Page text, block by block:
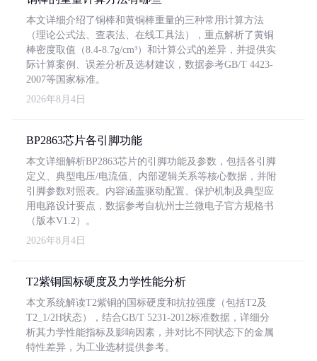
本文详细介绍了铜棒和黄铜棒重量的三种常用计算方法
（理论公式法、查表法、在线工具法），重点解析了黄铜
棒密度取值（8.4-8.7g/cm³）和计算公式的差异，并提供实
际计算案例、误差分析及选材建议，数据参考GB/T 4423-
2007等国家标准。
2026年8月4日
BP2863芯片各引脚功能
本文详细解析BP2863芯片的引脚功能及参数，包括各引脚
定义、典型电压/电流值、内部逻辑关系等核心数据，并附
引脚参数对照表。内容涵盖驱动配置、保护机制及典型应
用电路设计要点，数据参考自杭州士兰微电子官方规格书
（版本V1.2）。
2026年8月4日
T2紫铜国标硬度及力学性能分析
本文系统解读T2紫铜的国标硬度和抗拉强度（包括T2及
T2_1/2H状态），结合GB/T 5231-2012标准数据，详细分
析其力学性能指标及影响因素，并对比不同状态下的金属
特性差异，为工业选材提供参考。